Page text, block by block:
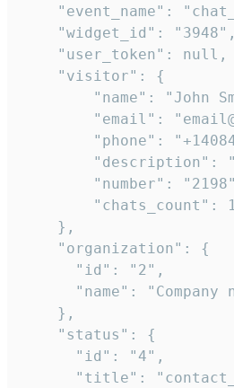
"event_name":
    "widget_id": "3948",
    "user_token": null,
    "visitor": {
"name": "John
"email":
"phone":
"description":
"number":
"chats_count":
    },
    "organization": {
      "id": "2",
"name": "Company
    },
    "status": {
      "id": "4",
"title":